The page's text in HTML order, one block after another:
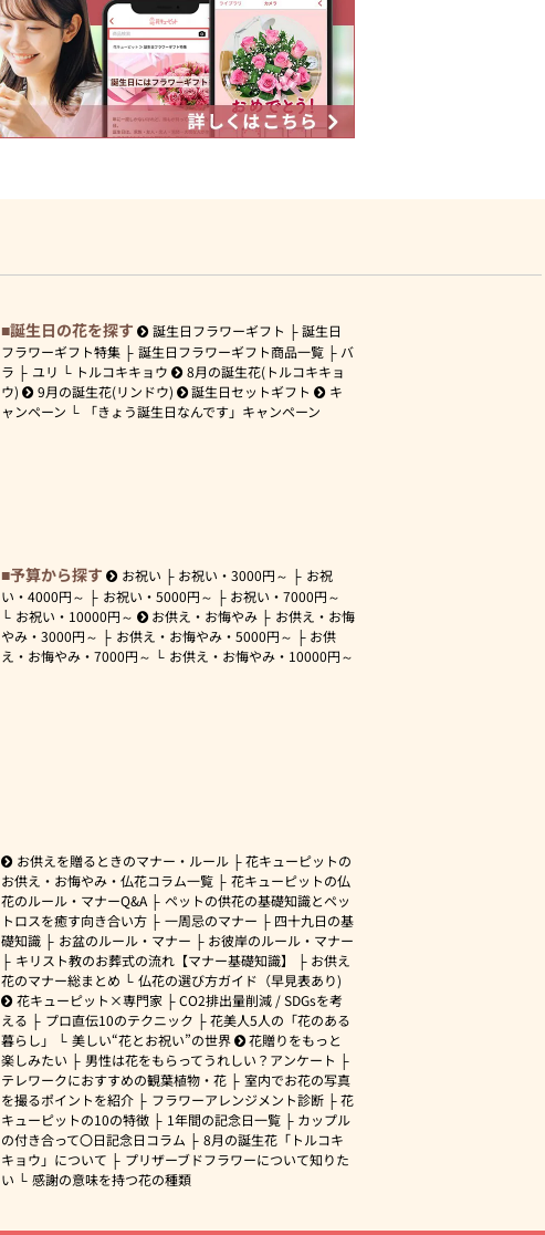
誕生日の花を探す 誕生日フラワーギフト
誕生日
フラワーギフト特集
誕生日フラワーギフト商品一覧
バ
ラ
ユリ トルコキキョウ
8月の誕生花(トルコキキョ
ウ)
9月の誕生花(リンドウ) 誕生日セットギフト
キ
ャンペーン
「きょう誕生日なんです」キャンペーン
予算から探す お祝い お祝い・3000円～
お祝
い・ 4000円～ お祝い・ 5000円～ お祝い・7000円～
お祝い・ 10000円～ お供え・お悔やみ
お供え・お悔
やみ・ 3000円～ お供え・お悔やみ・ 5000円～
お供
え・お悔やみ・ 7000円～ お供え・お悔やみ・ 10000円～
お供えを贈るときのマナー・ルール
花キューピットの
お供え・お悔やみ・仏花コラム一覧
花キューピットの仏
花のルール・マナーQ&A
ペットの供花の基礎知識とペッ
トロスを癒す向き合い方
一周忌のマナー
四十九日の基
礎知識
お盆のルール・マナー
お彼岸のルール・マナー
キリスト教のお葬式の流れ【マナー基礎知識】
お供え
花のマナー総まとめ
仏花の選び方ガイド（早見表あり)
花キューピット×専門家
CO2排出量削減 / SDGsを考
える
プロ直伝10のテクニック
花美人5人の「花のある
暮らし」
美しい“花とお祝い”の世界
花贈りをもっと
楽しみたい
男性は花をもらってうれしい？アンケート
テレワークにおすすめの観葉植物・花
室内でお花の写真
を撮るポイントを紹介
フラワーアレンジメント診断
花
キューピットの10の特徴
1年間の記念日一覧
カップル
の付き合って〇日記念日コラム
8月の誕生花「トルコキ
キョウ」について
プリザーブドフラワーについて知りた
い
感謝の意味を持つ花の種類